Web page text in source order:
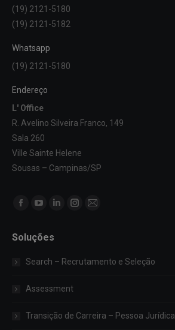
(19) 2121-5180
(19) 2121-5182
Whatsapp
(19) 2121-5180
Endereço
L' Office
R. Avelino Silveira Franco, 149
Sala 260
Ville Sainte Helene
Sousas – Campinas/SP
Encontre-nos em:
Facebook
opens
in
window
YouTube
opens
window
Linkedin
in
window
Instagram
Mail
Soluções
Search – Recrutamento e Seleção
Assessment
Transição de Carreira – Pessoa Jurídica